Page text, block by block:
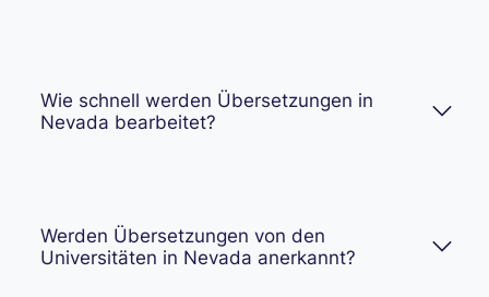
Wie schnell werden Übersetzungen in
Nevada bearbeitet?
Werden Übersetzungen von den
Universitäten in Nevada anerkannt?